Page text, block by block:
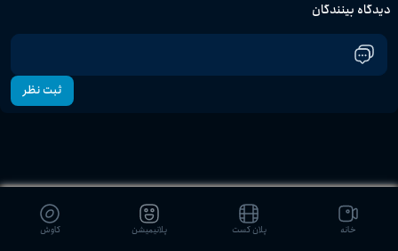
دیدگاه بینندگان
ثبت نظر
خانه پلان کست پلانیمیشن کاوش